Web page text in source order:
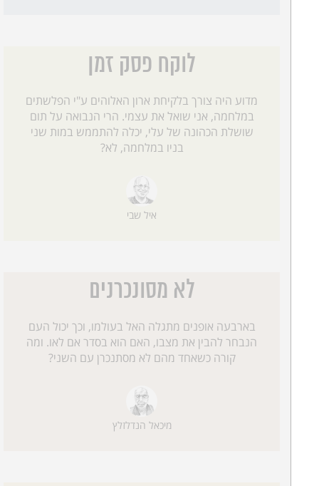
לוקח פסק זמן
מדוע היה צורך בלקיחת ארון האלוהים ע"י הפלשתים
במלחמה, אני שואל את עצמי. הרי הנבואה על תום
שושלת הכהונה של עלי, יכלה להתממש במות שני
בניו במלחמה, לא?
איל שבי
לא מסונכרנים
בארבעה אופנים מתגלה האל בעולמו, וכך יכול העם
הנבחר להבין את מצבו, האם הוא בסדר אם לאו. ומה
קורה כשאחד מהם לא מסתנכרן עם השני?
מיכאל הנדלזלץ